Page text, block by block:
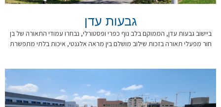
גבעות עדן
ביישוב גבעות עדן, הממוקם בלב נוף כפרי ופסטורלי, נבחרו עמודי התאורה של בן
חור מפעלי תאורה בזכות שילוב מושלם בין מראה אלגנטי, איכות בלתי מתפשרת